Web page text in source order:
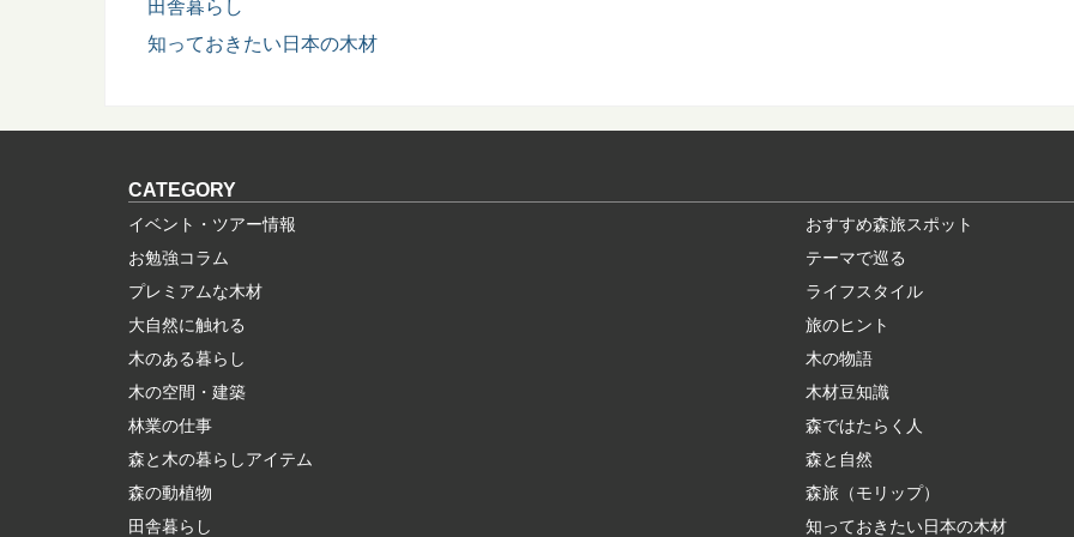
マニアックな響き...
田舎暮らし
知っておきたい日本の木材
CATEGORY
イベント・ツアー情報
おすすめ森旅スポット
お勉強コラム
テーマで巡る
プレミアムな木材
ライフスタイル
大自然に触れる
旅のヒント
木のある暮らし
木の物語
木の空間・建築
木材豆知識
林業の仕事
森ではたらく人
森と木の暮らしアイテム
森と自然
森の動植物
森旅（モリップ）
田舎暮らし
知っておきたい日本の木材